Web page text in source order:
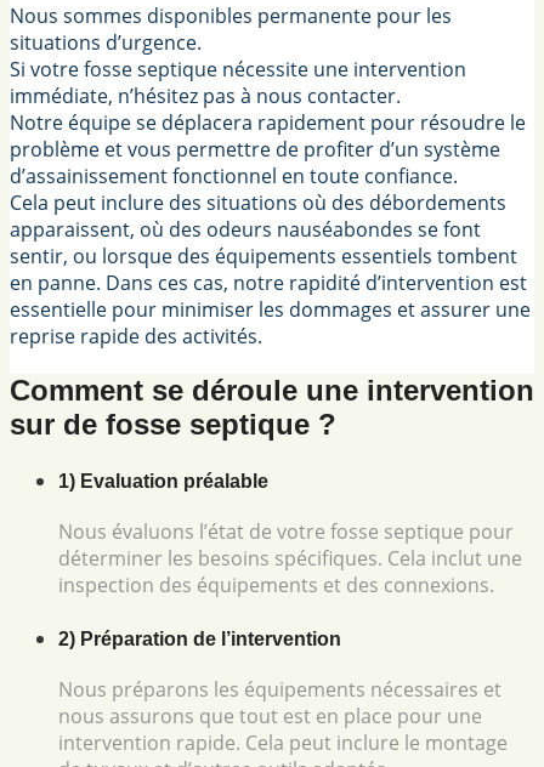
Nous sommes disponibles permanente pour les
situations d’urgence.
Si votre fosse septique nécessite une intervention
immédiate, n’hésitez pas à nous contacter.
Notre équipe se déplacera rapidement pour résoudre le
problème et vous permettre de profiter d’un système
d’assainissement fonctionnel en toute confiance.
Cela peut inclure des situations où des débordements
apparaissent, où des odeurs nauséabondes se font
sentir, ou lorsque des équipements essentiels tombent
en panne. Dans ces cas, notre rapidité d’intervention est
essentielle pour minimiser les dommages et assurer une
reprise rapide des activités.
Comment se déroule une intervention
sur de fosse septique ?
1) Evaluation préalable
Nous évaluons l’état de votre fosse septique pour
déterminer les besoins spécifiques. Cela inclut une
inspection des équipements et des connexions.
2) Préparation de l’intervention
Nous préparons les équipements nécessaires et
nous assurons que tout est en place pour une
intervention rapide. Cela peut inclure le montage